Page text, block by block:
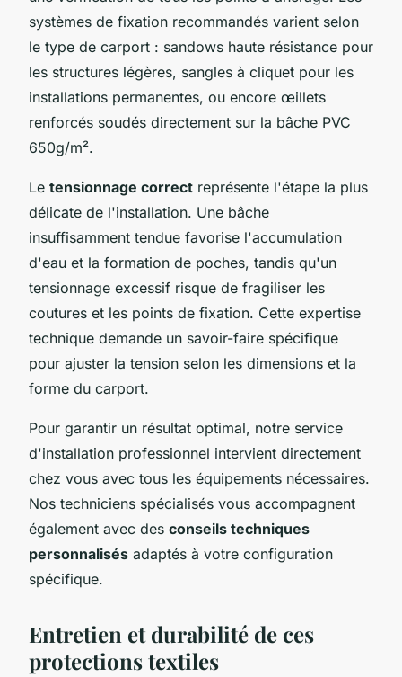
systèmes de fixation recommandés varient selon
le type de carport : sandows haute résistance pour
les structures légères, sangles à cliquet pour les
installations permanentes, ou encore œillets
renforcés soudés directement sur la bâche PVC
650g/m².
Le tensionnage correct représente l'étape la plus
délicate de l'installation. Une bâche
insuffisamment tendue favorise l'accumulation
d'eau et la formation de poches, tandis qu'un
tensionnage excessif risque de fragiliser les
coutures et les points de fixation. Cette expertise
technique demande un savoir-faire spécifique
pour ajuster la tension selon les dimensions et la
forme du carport.
Pour garantir un résultat optimal, notre service
d'installation professionnel intervient directement
chez vous avec tous les équipements nécessaires.
Nos techniciens spécialisés vous accompagnent
également avec des conseils techniques
personnalisés adaptés à votre configuration
spécifique.
Entretien et durabilité de ces
protections textiles